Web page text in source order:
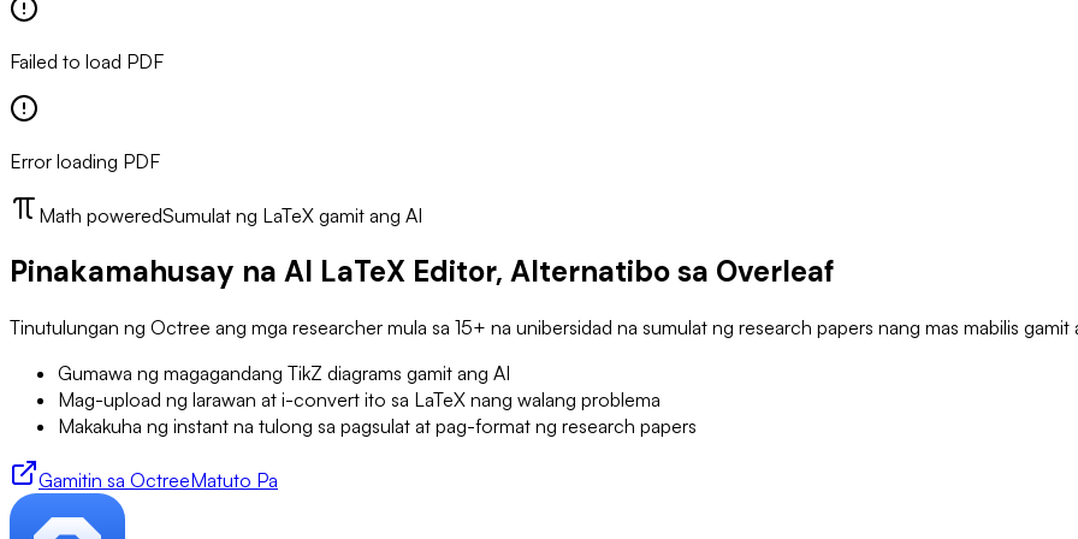
Failed to load PDF
Error loading PDF
Math poweredSumulat ng LaTeX gamit ang AI
Pinakamahusay na AI LaTeX Editor, Alternatibo sa Overleaf
Tinutulungan ng Octree ang mga researcher mula sa 15+ na unibersidad na sumulat ng research papers nang mas mabilis gamit
Gumawa ng magagandang TikZ diagrams gamit ang AI
Mag-upload ng larawan at i-convert ito sa LaTeX nang walang problema
Makakuha ng instant na tulong sa pagsulat at pag-format ng research papers
Gamitin sa OctreeMatuto Pa